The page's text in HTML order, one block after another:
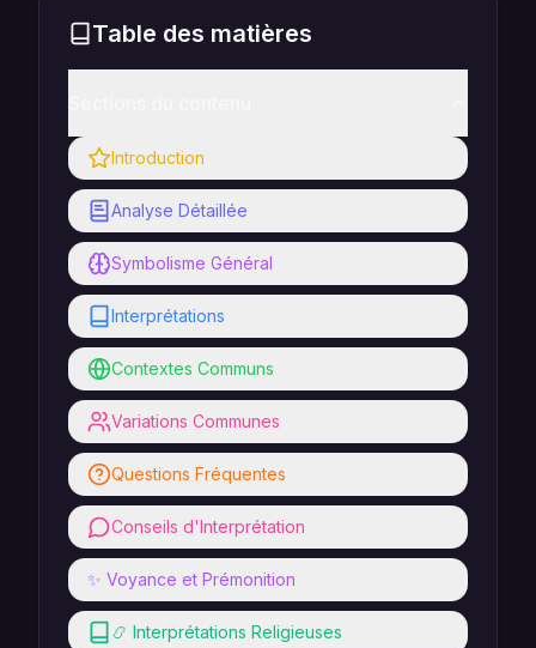
Table des matières
Introduction
Analyse Détaillée
Symbolisme Général
Interprétations
Contextes Communs
Variations Communes
Questions Fréquentes
Conseils d'Interprétation
✨ Voyance et Prémonition
📿 Interprétations Religieuses